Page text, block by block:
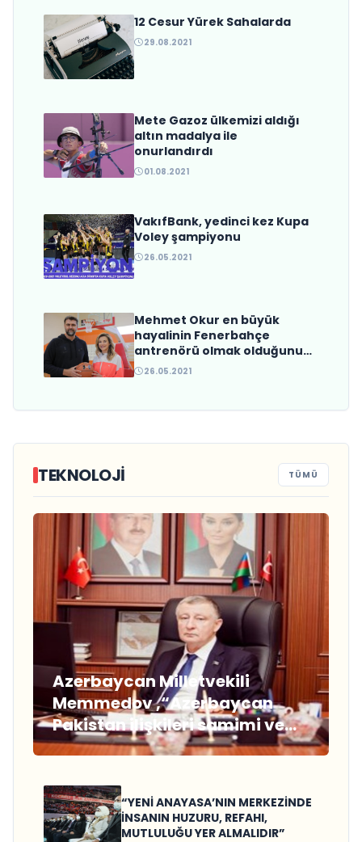
Trabzonspor’dan Beklenen
Hamle Geldi
12 Cesur Yürek Sahalarda
29.08.2021
Mete Gazoz ülkemizi aldığı
altın madalya ile
onurlandırdı
01.08.2021
VakıfBank, yedinci kez Kupa
Voley şampiyonu
26.05.2021
Mehmet Okur en büyük
hayalinin Fenerbahçe
antrenörü olmak olduğunu
açıkladı
26.05.2021
TEKNOLOJİ TÜMÜ
Azerbaycan Milletvekili
Memmedov ,“Azerbaycan
Pakistan ilişkileri samimi ve
sağlam temellere
“YENİ ANAYASA’NIN MERKEZİNDE
İNSANIN HUZURU, REFAHI,
MUTLULUĞU YER ALMALIDIR”